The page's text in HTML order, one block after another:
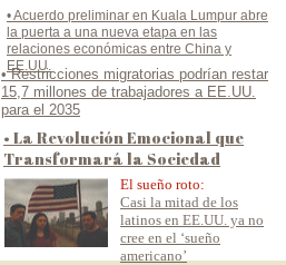
• La Revolución Emocional que
Transformará la Sociedad
• Restricciones migratorias podrían restar
15,7 millones de trabajadores a EE.UU.
para el 2035
• Acuerdo preliminar en Kuala Lumpur abre
la puerta a una nueva etapa en las
relaciones económicas entre China y
EE.UU.
El sueño roto:
Casi la mitad de los
latinos en EE.UU. ya no
cree en el ‘sueño
americano’